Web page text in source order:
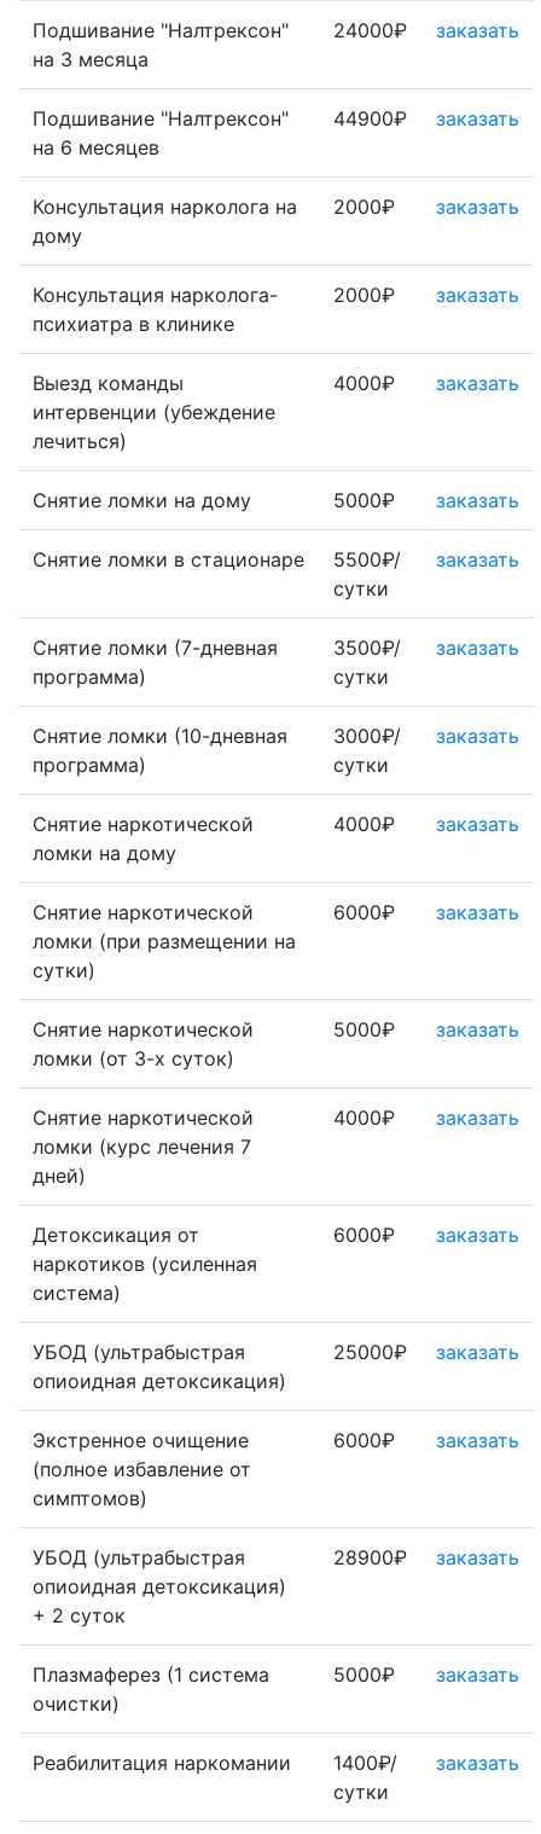
Подшивание "Налтрексон"
на 3 месяца
24000₽ заказать
Подшивание "Налтрексон"
на 6 месяцев
44900₽ заказать
Консультация нарколога на
дому
2000₽ заказать
Консультация нарколога-
психиатра в клинике
2000₽ заказать
Выезд команды
интервенции (убеждение
лечиться)
4000₽ заказать
Снятие ломки на дому 5000₽ заказать
Снятие ломки в стационаре
5500₽/
сутки
заказать
Снятие ломки (7-дневная
программа)
3500₽/
сутки
заказать
Снятие ломки (10-дневная
программа)
3000₽/
сутки
заказать
Снятие наркотической
ломки на дому
4000₽ заказать
Снятие наркотической
ломки (при размещении на
сутки)
6000₽ заказать
Снятие наркотической
ломки (от 3-х суток)
5000₽ заказать
Снятие наркотической
ломки (курс лечения 7
дней)
4000₽ заказать
Детоксикация от
наркотиков (усиленная
система)
6000₽ заказать
УБОД (ультрабыстрая
опиоидная детоксикация)
25000₽ заказать
Экстренное очищение
(полное избавление от
симптомов)
6000₽ заказать
УБОД (ультрабыстрая
опиоидная детоксикация)
+ 2 суток
28900₽ заказать
Плазмаферез (1 система
очистки)
5000₽ заказать
Реабилитация наркомании
1400₽/
сутки
заказать